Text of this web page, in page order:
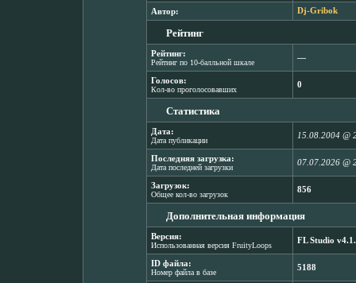
Автор: Dj-Gribok
Рейтинг
Рейтинг:
Рейтинг по 10-балльной шкале
―
Голосов:
Кол-во проголосовавших
0
Статистика
Дата:
Дата публикации
15.08.2004 @
Последняя загрузка:
Дата последней загрузки
07.07.2026 @
Загрузок:
Общее кол-во загрузок
856
Дополнительная информация
Версия:
Использованная версия FruityLoops
FL Studio
ID файла:
Номер файла в базе
5188